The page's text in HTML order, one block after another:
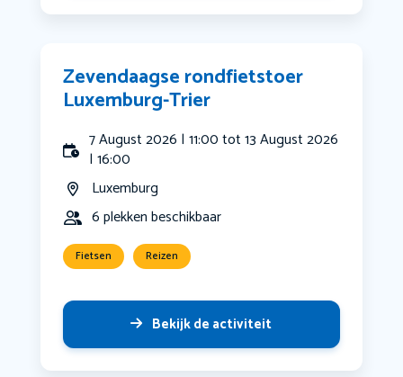
Zevendaagse rondfietstoer
Luxemburg-Trier
7 August 2026 | 11:00 tot 13 August 2026
| 16:00
Luxemburg
6 plekken beschikbaar
Fietsen Reizen
Bekijk de activiteit